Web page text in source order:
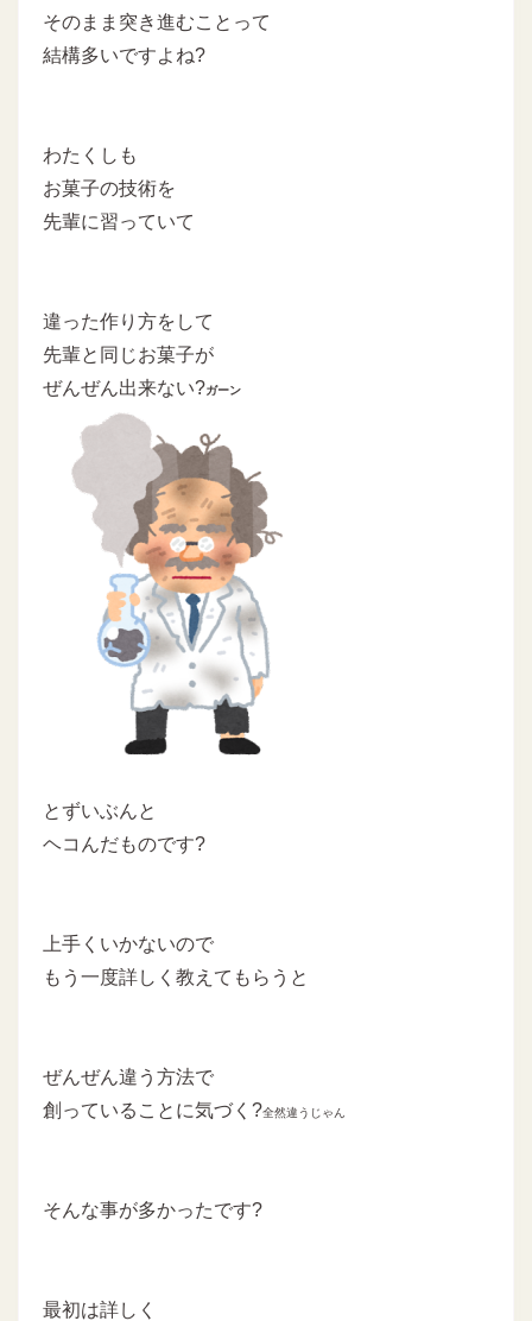
そのまま突き進むことって
結構多いですよね?
わたくしも
お菓子の技術を
先輩に習っていて
違った作り方をして
先輩と同じお菓子が
ぜんぜん出来ない?ガーン
とずいぶんと
ヘコんだものです?
上手くいかないので
もう一度詳しく教えてもらうと
ぜんぜん違う方法で
創っていることに気づく?全然違うじゃん
そんな事が多かったです?
最初は詳しく